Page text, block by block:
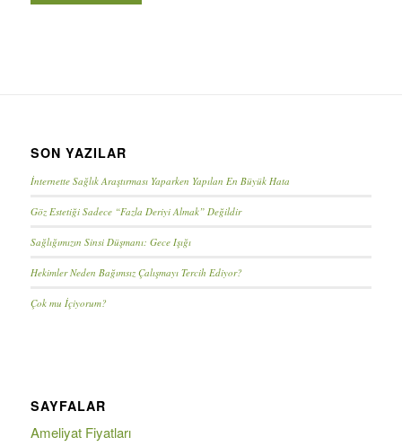
SON YAZILAR
İnternette Sağlık Araştırması Yaparken Yapılan En Büyük Hata
Göz Estetiği Sadece “Fazla Deriyi Almak” Değildir
Sağlığımızın Sinsi Düşmanı: Gece Işığı
Hekimler Neden Bağımsız Çalışmayı Tercih Ediyor?
Çok mu İçiyorum?
SAYFALAR
Ameliyat Fiyatları